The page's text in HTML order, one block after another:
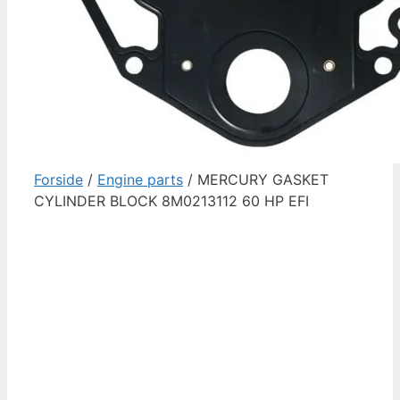
Forside / Engine parts / MERCURY GASKET
CYLINDER BLOCK 8M0213112 60 HP EFI